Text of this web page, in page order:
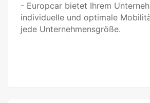
- Europcar bietet Ihrem
individuelle und optimale
jede Unternehmensgröße.